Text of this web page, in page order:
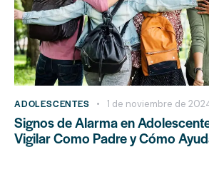
ADOLESCENTES 1 de noviembre de
Signos de Alarma en
Vigilar Como Padre y Cómo